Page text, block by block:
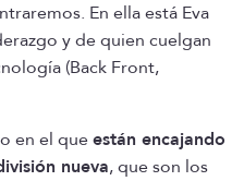
En ella está Eva
y de quien cuelgan
(Back Front,
en el queestán encajando
nueva, que son los